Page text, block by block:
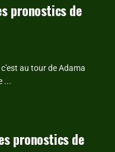
pronostics de
au tour de Adama
...
pronostics de